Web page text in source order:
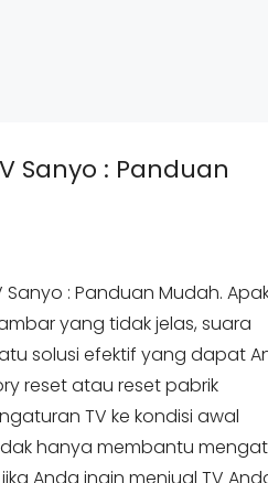
Sanyo : Panduan
Sanyo : Panduan Mudah.
yang tidak jelas, suara
solusi efektif yang dapat
reset atau reset pabrik
TV ke kondisi awal
hanya membantu
Anda ingin menjual TV